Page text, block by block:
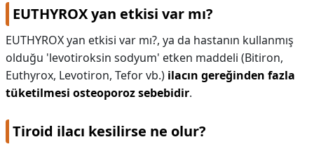
EUTHYROX yan etkisi var mı?
EUTHYROX yan etkisi var mı?, ya da hastanın kullanmış
olduğu 'levotiroksin sodyum' etken maddeli (Bitiron,
Euthyrox, Levotiron, Tefor vb.) ilacın gereğinden fazla
tüketilmesi osteoporoz sebebidir.
Tiroid ilacı kesilirse ne olur?